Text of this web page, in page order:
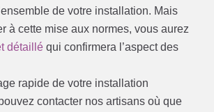
de votre installation. Mais
à cette mise aux normes, vous aurez
détaillé qui confirmera l’aspect des
rapide de votre installation
contacter nos artisans où que